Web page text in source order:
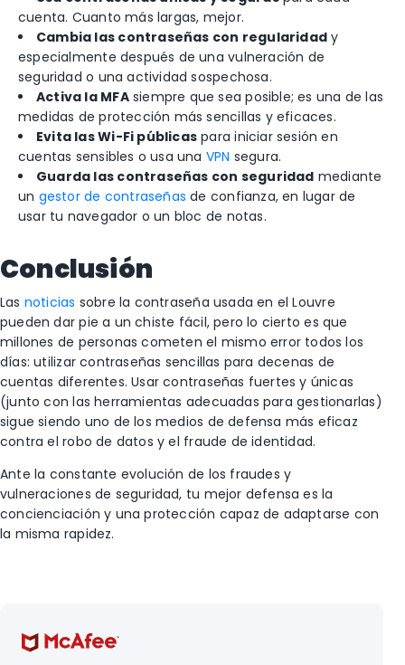
cuenta. Cuanto más largas, mejor.
Cambia las contraseñas con regularidady
especialmente después de una vulneración de
seguridad o una actividad sospechosa.
Activa la MFAsiempre que sea posible; es una de las
medidas de protección más sencillas y eficaces.
Evita las Wi-Fi públicas para iniciar sesión en
cuentas sensibles o usa una VPN segura.
Guarda las contraseñas con seguridad mediante
un gestor de contraseñas de confianza, en lugar de
usar tu navegador o un bloc de notas.
Conclusión
Las noticias sobre la contraseña usada en el Louvre
pueden dar pie a un chiste fácil, pero lo cierto es que
millones de personas cometen el mismo error todos los
días: utilizar contraseñas sencillas para decenas de
cuentas diferentes. Usar contraseñas fuertes y únicas
(junto con las herramientas adecuadas para gestionarlas)
sigue siendo uno de los medios de defensa más eficaz
contra el robo de datos y el fraude de identidad.
Ante la constante evolución de los fraudes y
vulneraciones de seguridad, tu mejor defensa es la
concienciación y una protección capaz de adaptarse con
la misma rapidez.